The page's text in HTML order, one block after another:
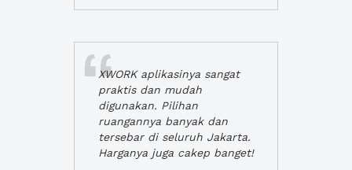
XWORK aplikasinya sangat
praktis dan mudah
digunakan. Pilihan
ruangannya banyak dan
tersebar di seluruh Jakarta.
Harganya juga cakep banget!